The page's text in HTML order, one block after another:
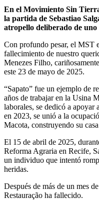
En el Movimiento Sin
la partida de Sebastiao
atropello deliberado de uno
Con profundo pesar, el MST
fallecimiento de nuestro
Menezes Filho,
este 23 de mayo de 2025.
“Sapato” fue un ejemplo de
años de trabajar en la Usina
laborales, se dedicó a apoyar
en 2023, se unió a la
Macota, construyendo su
El 15 de abril de 2025,
Reforma Agraria en Recife,
un individuo que intentó
heridas.
Después de más de un mes
Restauração ha fallecido.